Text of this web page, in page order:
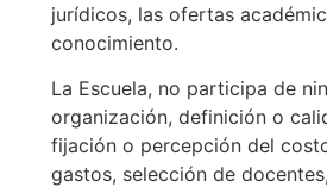
jurídicos, las ofertas
conocimiento.
La Escuela, no participa de
organización, definición o
fijación o percepción del
gastos, selección de